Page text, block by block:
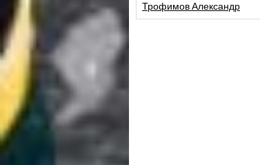
Трофимов Александр